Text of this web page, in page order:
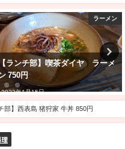
ラーメン
【ランチ部】喫茶ダイヤ ラーメ
750円
2023年1月15日
部】西表島 猪狩家 牛丼 850円
理